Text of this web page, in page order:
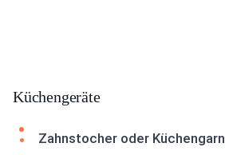
Küchengeräte
Zahnstocher oder Küchengarn